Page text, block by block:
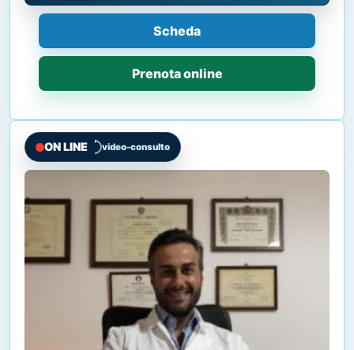
Scheda
Prenota online
ON LINE video-consulto